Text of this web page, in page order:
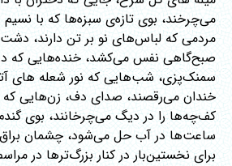
می‌چرخند، بوی تازه‌ی سبزه‌ها که با نسیم
مردمی که لباس‌های نو بر تن دارند،
صبح‌گاهی نفس می‌کشد، خنده‌هایی که
سمنک‌پزی، شب‌هایی که نور شعله های
خندان می‌رقصند، صدای دف، زن‌هایی
کف‌چه‌ها را در دیگ می‌چرخانند، بوی گندم
ساعت‌ها در آب حل می‌شود، چشمان براق
برای نخستین‌بار در کنار بزرگ‌ترها در